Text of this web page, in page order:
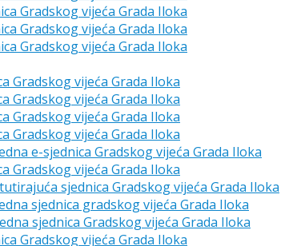
Gradskog vijeća Grada Iloka
Gradskog vijeća Grada Iloka
Gradskog vijeća Grada Iloka
Gradskog vijeća Grada Iloka
Gradskog vijeća Grada Iloka
Gradskog vijeća Grada Iloka
Gradskog vijeća Grada Iloka
e-sjednica Gradskog vijeća Grada Iloka
Gradskog vijeća Grada Iloka
sjednica Gradskog vijeća Grada Iloka
sjednica gradskog vijeća Grada Iloka
sjednica Gradskog vijeća Grada Iloka
Gradskog vijeća Grada Iloka